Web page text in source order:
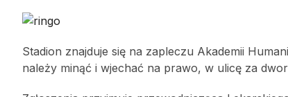
Stadion znajduje się na zapleczu Akademii
należy minąć i wjechać na prawo, w ulicę za